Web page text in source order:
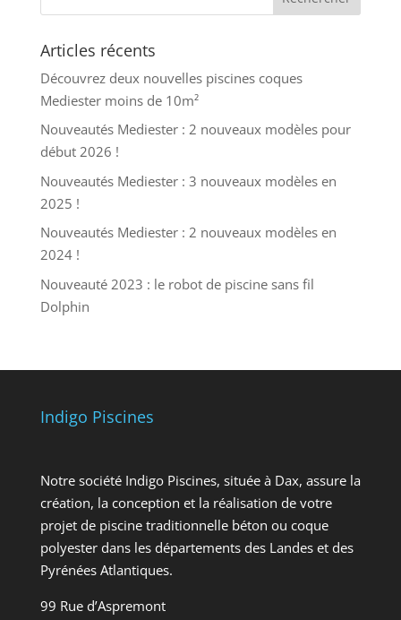
Articles récents
Découvrez deux nouvelles piscines coques
Mediester moins de 10m²
Nouveautés Mediester : 2 nouveaux modèles pour
début 2026 !
Nouveautés Mediester : 3 nouveaux modèles en
2025 !
Nouveautés Mediester : 2 nouveaux modèles en
2024 !
Nouveauté 2023 : le robot de piscine sans fil
Dolphin
Indigo Piscines
Notre société Indigo Piscines, située à Dax, assure la
création, la conception et la réalisation de votre
projet de piscine traditionnelle béton ou coque
polyester dans les départements des Landes et des
Pyrénées Atlantiques.
99 Rue d’Aspremont